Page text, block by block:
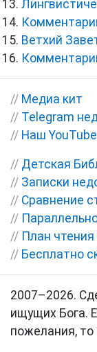
Ветхий
// Медиа кит
// Telegram
// Наш
// Детская
// Записки
// Сравнение
//
// План
// Бесплатно
2007–2026.
ищущих Бога.
пожелания,